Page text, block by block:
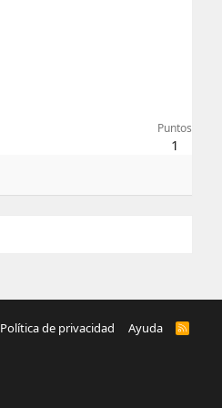
Puntos
1
Política de privacidad Ayuda
R